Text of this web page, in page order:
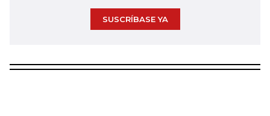
SUSCRÍBASE YA